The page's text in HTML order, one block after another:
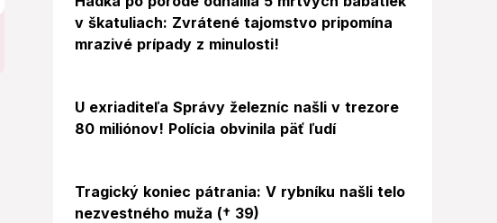
v škatuliach: Zvrátené tajomstvo pripomína
mrazivé prípady z minulosti!
U exriaditeľa Správy železníc našli v trezore
80 miliónov! Polícia obvinila päť ľudí
Tragický koniec pátrania: V rybníku našli telo
nezvestného muža († 39)